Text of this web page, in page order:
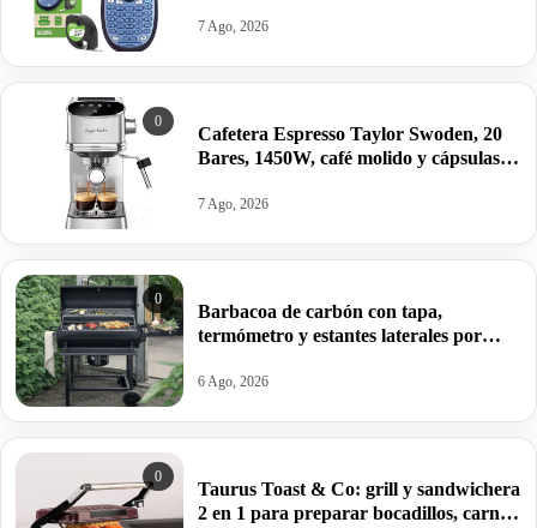
7 Ago, 2026
0
Cafetera Espresso Taylor Swoden, 20
Bares, 1450W, café molido y cápsulas
7 Ago, 2026
0
Barbacoa de carbón con tapa,
termómetro y estantes laterales por
6 Ago, 2026
0
Taurus Toast & Co: grill y sandwichera
2 en 1 para preparar bocadillos, carnes